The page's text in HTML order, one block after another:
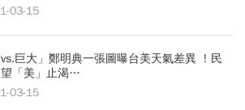
03-15
vs.巨大」鄭明典一張圖曝台美天氣差異 ！民
「美」止渴…
03-15